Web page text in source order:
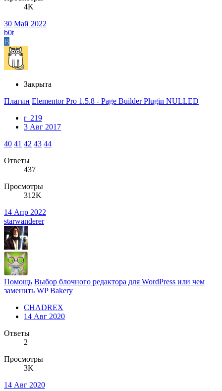
4K
30 Май 2022
b0t
B
Закрыта
Плагин Elementor Pro 1.5.8 - Page Builder Plugin NULLED
r_219
3 Авг 2017
40 41 42 43 44
Ответы
437
Просмотры
312K
14 Апр 2022
starwanderer
Помощь Выбор блочного редактора для WordPress или чем
заменить WP Bakery
CHADREX
14 Авг 2020
Ответы
2
Просмотры
3K
14 Авг 2020